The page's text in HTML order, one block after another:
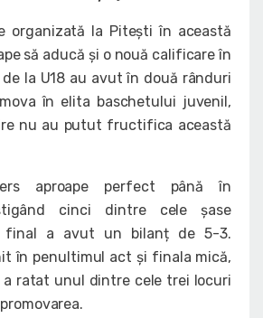
organizată la Pitești în această
să aducă și o nouă calificare în
la U18 au avut în două rânduri
în elita baschetului juvenil,
nu au putut fructifica această
aproape perfect până în
cinci dintre cele șase
final a avut un bilanț de 5-3.
în penultimul act și finala mică,
ratat unul dintre cele trei locuri